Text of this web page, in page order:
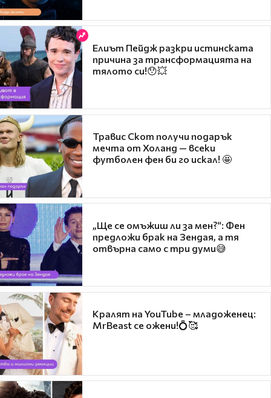
Елиът Пейдж разкри истинската
причина за трансформацията на
тялото си!😯💥
Травис Скот получи подарък
мечта от Холанд — всеки
футболен фен би го искал! 🤩
„Ще се омъжиш ли за мен?“: Фен
предложи брак на Зендая, а тя
отвърна само с три думи😅
Кралят на YouTube – младоженец:
MrBeast се ожени!💍🥰